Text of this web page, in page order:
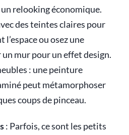
relooking économique.
des teintes claires pour
ou osez une
mur pour un effet design.
: une peinture
peut métamorphoser
coups de pinceau.
: Parfois, ce sont les petits